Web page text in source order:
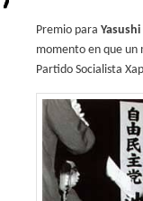
Premio para
momento en que un
Partido Socialista